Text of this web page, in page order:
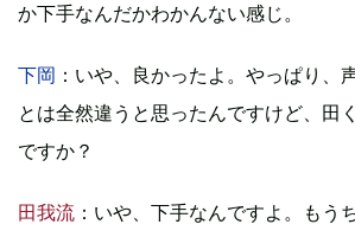
か下手なんだかわかんない感じ。
下岡 ：いや、良かったよ。やっぱり、
とは全然違うと思ったんですけど、田
ですか？
田我流 ：いや、下手なんですよ。もう